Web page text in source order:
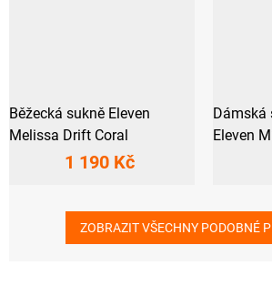
Běžecká sukně Eleven
Melissa Drift Coral
1 190 Kč
Dámská
Eleven
ZOBRAZIT VŠECHNY PODOBNÉ